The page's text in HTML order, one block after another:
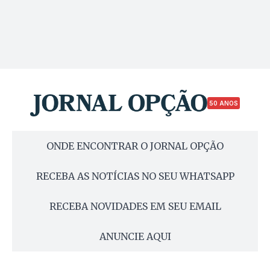
50 ANOS
ONDE ENCONTRAR O JORNAL OPÇÃO
RECEBA AS NOTÍCIAS NO SEU WHATSAPP
RECEBA NOVIDADES EM SEU EMAIL
ANUNCIE AQUI